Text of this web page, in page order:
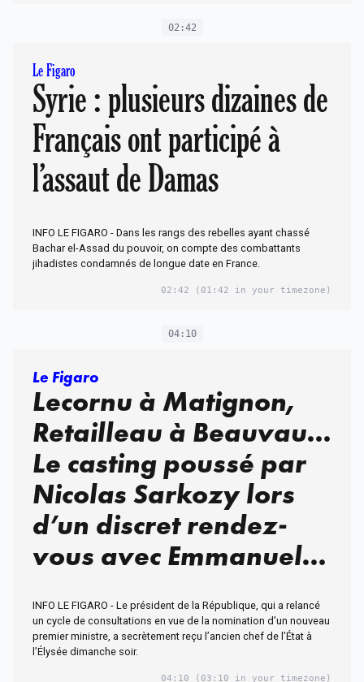
02:42
Le Figaro
Syrie : plusieurs dizaines de
Français ont participé à
l’assaut de Damas
INFO LE FIGARO - Dans les rangs des rebelles ayant chassé
Bachar el-Assad du pouvoir, on compte des combattants
jihadistes condamnés de longue date en France.
02:42 (01:42 in your timezone)
04:10
Le Figaro
Lecornu à Matignon,
Retailleau à Beauvau…
Le casting poussé par
Nicolas Sarkozy lors
d’un discret rendez-
vous avec Emmanuel
INFO LE FIGARO - Le président de la République, qui a relancé
un cycle de consultations en vue de la nomination d’un nouveau
premier ministre, a secrètement reçu l’ancien chef de l’État à
l’Élysée dimanche soir.
04:10 (03:10 in your timezone)